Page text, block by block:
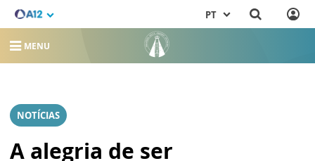
PT
MENU
NOTÍCIAS
A alegria de ser